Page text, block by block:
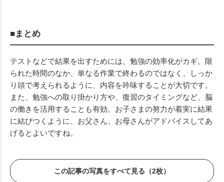
■まとめ
テストなどで結果を出すためには、勉強の効率化がカギ。限
られた時間のなか、単なる作業で終わるのではなく、しっか
り頭で考えられるように、内容を吟味することが大切です。
また、勉強への取り掛かり方や、復習のタイミングなど、脳
の働きを活用することも有効。お子さまの努力が着実に結果
に結びつくように、お父さん、お母さんがアドバイスしてあ
げるとよいですね。
この記事の写真をすべて見る（2枚）